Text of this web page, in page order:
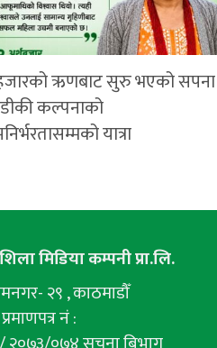
ऋणबाट सुरु भएको सपना
कल्पनाको
यात्रा
मिडिया कम्पनी प्रा.लि.
२९ , काठमाडौँ
नं :